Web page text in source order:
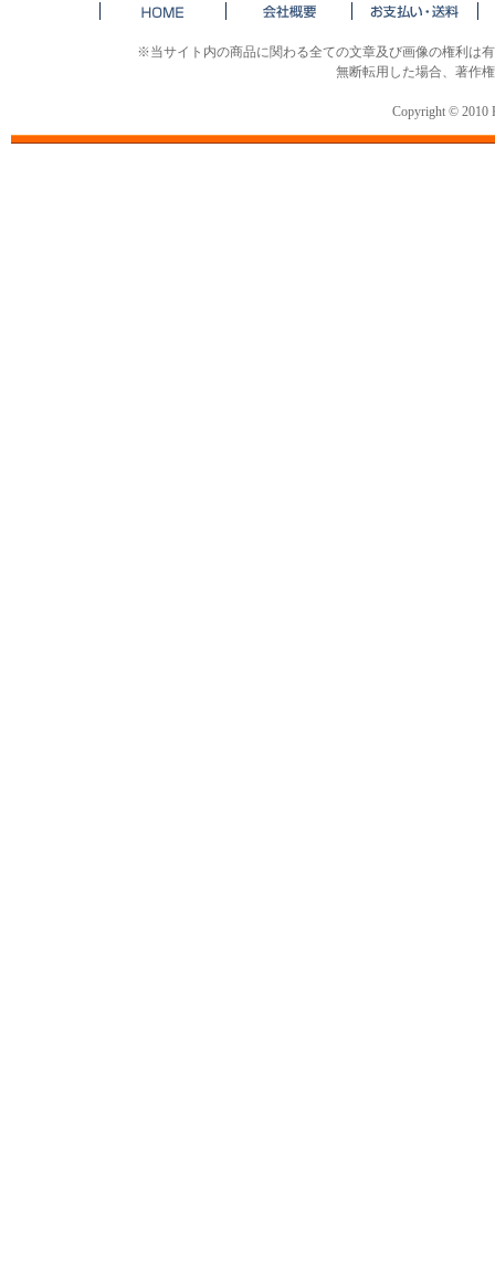
※当サイト内の商品に関わる全ての文章及び画像の権利は
無断転用した場合、著作
Copyright © 2010